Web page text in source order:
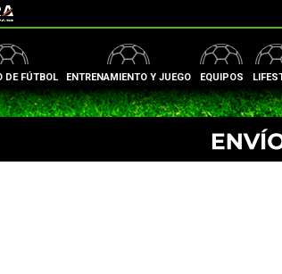
DE FÚTBOL ENTRENAMIENTO Y JUEGO EQUIPOS